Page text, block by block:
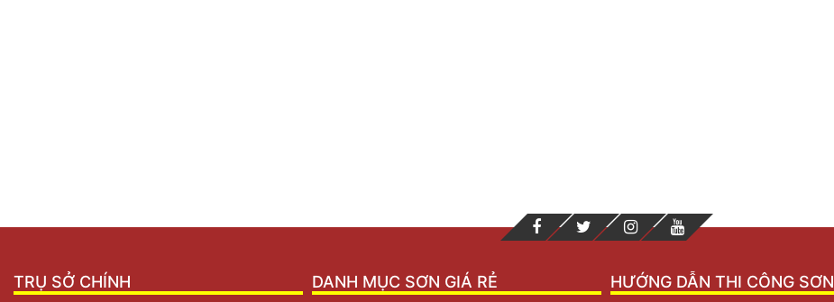
TRỤ SỞ CHÍNH DANH MỤC SƠN GIÁ RẺ HƯỚNG DẪN THI CÔNG SƠN